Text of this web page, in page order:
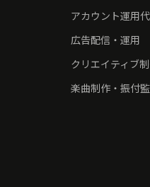
アカウント運用
広告配信・運用
クリエイティブ
楽曲制作・振付